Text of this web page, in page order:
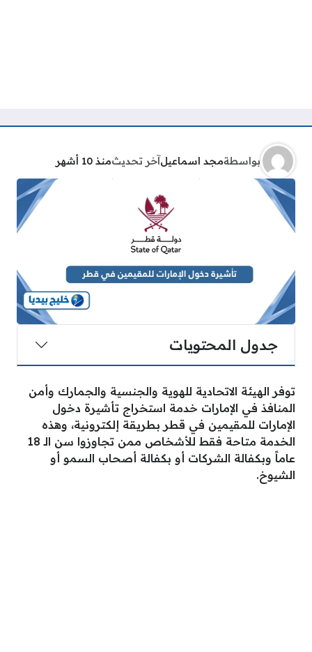
بواسطةمجد اسماعيلآخر تحديثمنذ 10 أشهر
جدول المحتويات
توفر الهيئة الاتحادية للهوية والجنسية والجمارك وأمن
المنافذ في الإمارات خدمة استخراج تأشيرة دخول
الإمارات للمقيمين في قطر بطريقة إلكترونية، وهذه
الخدمة متاحة فقط للأشخاص ممن تجاوزوا سن الـ 18
عاماً وبكفالة الشركات أو بكفالة أصحاب السمو أو
الشيوخ.